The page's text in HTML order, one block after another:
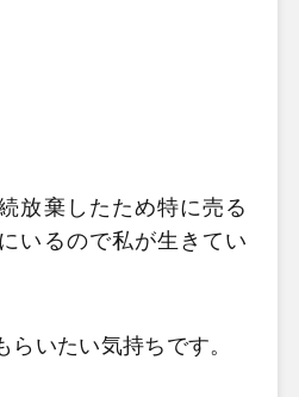
放棄したため特に売る
いるので私が生きてい
いたい気持ちです。